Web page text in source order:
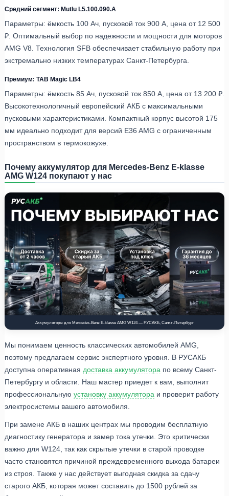
Средний сегмент: Mutlu L5.100.090.A
Параметры: ёмкость 100 Ач, пусковой ток 900 А, цена от 12 500
₽. Оптимальный выбор по надежности и мощности для моторов
AMG V8. Технология SFB обеспечивает стабильную работу при
экстремально низких температурах Санкт-Петербурга.
Премиум: TAB Magic LB4
Параметры: ёмкость 85 Ач, пусковой ток 850 А, цена от 13 200 ₽.
Высокотехнологичный европейский АКБ с максимальными
пусковыми характеристиками. Компактный корпус высотой 175
мм идеально подходит для версий E36 AMG с ограниченным
пространством в термокожухе.
Почему аккумулятор для Mercedes-Benz E-klasse
AMG W124 покупают у нас
Аккумуляторы для Mercedes-Benz E-klasse AMG W124 — РУСАКБ, Санкт-Петербург
Мы понимаем ценность классических автомобилей AMG,
поэтому предлагаем сервис экспертного уровня. В РУСАКБ
доступна оперативная доставка аккумулятора по всему Санкт-
Петербургу и области. Наш мастер приедет к вам, выполнит
профессиональную установку аккумулятора и проверит работу
электросистемы вашего автомобиля.
При замене АКБ в наших центрах мы проводим бесплатную
диагностику генератора и замер тока утечки. Это критически
важно для W124, так как скрытые утечки в старой проводке
часто становятся причиной преждевременного выхода батареи
из строя. Также у нас действует выгодная скидка за сдачу
старого АКБ, которая может составить до 1500 рублей за